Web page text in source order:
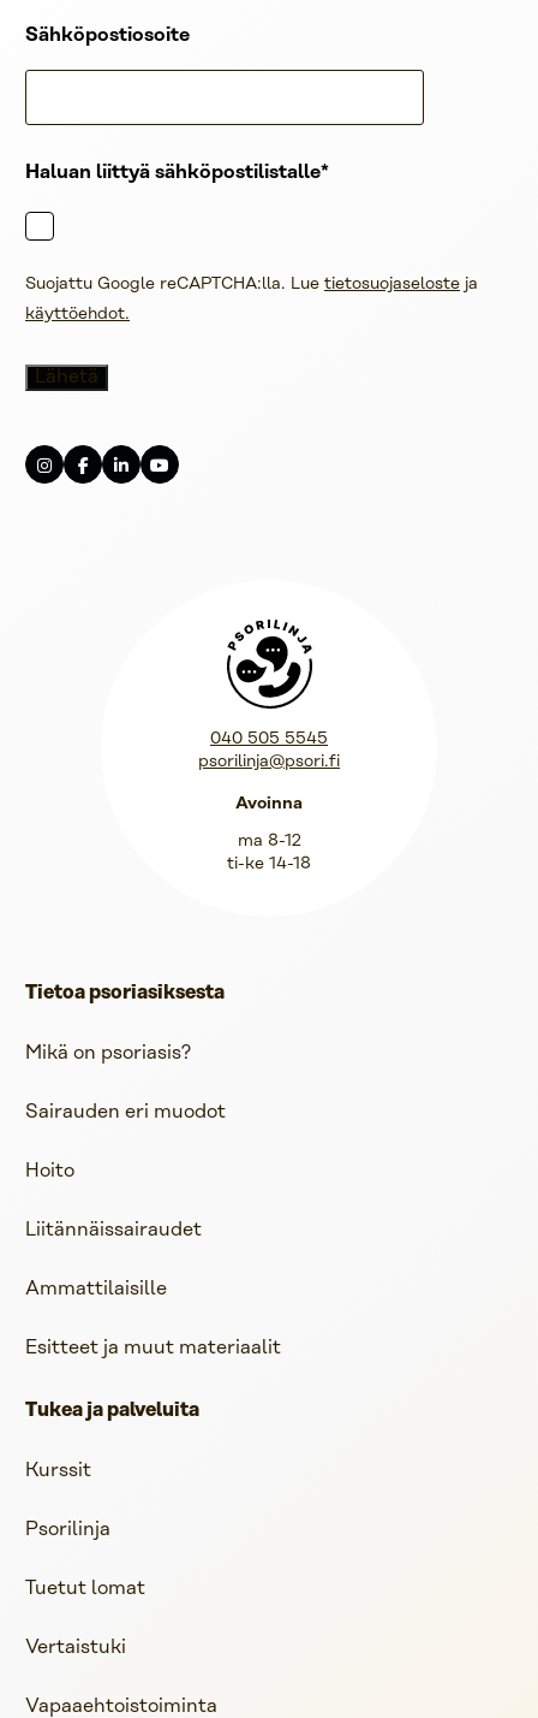
Sähköpostiosoite
Haluan liittyä sähköpostilistalle
Suojattu Google reCAPTCHA:lla. Lue tietosuojaseloste ja
käyttöehdot.
Tietoa psoriasiksesta
Mikä on psoriasis?
Sairauden eri muodot
Hoito
Liitännäissairaudet
Ammattilaisille
Esitteet ja muut materiaalit
Tukea ja palveluita
Kurssit
Psorilinja
Tuetut lomat
Vertaistuki
Vapaaehtoistoiminta
Psorilinja
040 505 5545
psorilinja@psori.fi
Avoinna
ma 8-12
ti-ke 14-18